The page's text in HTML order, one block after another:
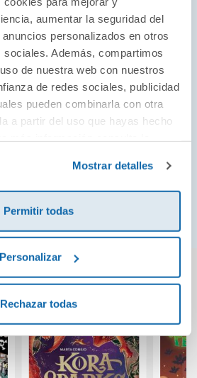
aumentar la seguridad del
personalizados en otros
Además, compartimos
de nuestra web con nuestros
de redes sociales, publicidad
pueden combinarla con otra
a partir del uso que hayas hecho
Mostrar detalles
Permitir todas
Personalizar
Rechazar todas
divertido yfácil de leer y
valorescomo el respeto,
o laconfianza.
podría gustarte...